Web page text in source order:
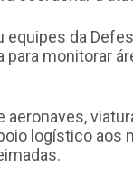
da
monitorar
aeronaves,
logístico